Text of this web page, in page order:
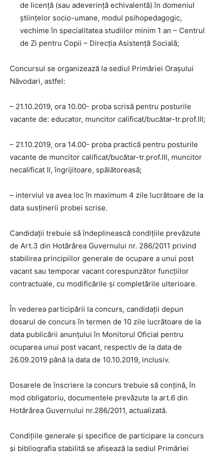
de licență (sau adeverință echivalentă) în domeniul
științelor socio-umane, modul psihopedagogic,
vechime în specialitatea studiilor minim 1 an – Centrul
de Zi pentru Copii – Direcția Asistență Socială;
Concursul se organizează la sediul Primăriei Orașului
Năvodari, astfel:
– 21.10.2019, ora 10.00- proba scrisă pentru posturile
vacante de: educator, muncitor calificat/bucătar-tr.prof.III;
– 21.10.2019, ora 14.00- proba practică pentru posturile
vacante de muncitor calificat/bucătar-tr.prof.III, muncitor
necalificat II, îngrijitoare, spălătoreasă;
– interviul va avea loc în maximum 4 zile lucrătoare de la
data susținerii probei scrise.
Candidații trebuie să îndeplinească condițiile prevăzute
de Art.3 din Hotărârea Guvernului nr. 286/2011 privind
stabilirea principiilor generale de ocupare a unui post
vacant sau temporar vacant corespunzător funcțiilor
contractuale, cu modificările și completările ulterioare.
În vederea participării la concurs, candidaţii depun
dosarul de concurs în termen de 10 zile lucrătoare de la
data publicării anunţului în Monitorul Oficial pentru
ocuparea unui post vacant, respectiv de la data de
26.09.2019 până la data de 10.10.2019, inclusiv.
Dosarele de înscriere la concurs trebuie să conțină, în
mod obligatoriu, documentele prevăzute la art.6 din
Hotărârea Guvernului nr.286/2011, actualizată.
Condițiile generale și specifice de participare la concurs
și bibliografia stabilită se afișează la sediul Primăriei